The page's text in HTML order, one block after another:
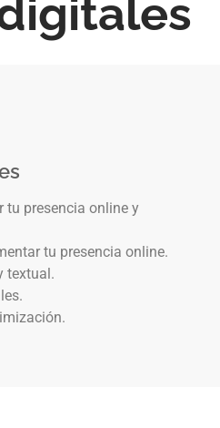
tu presencia online y
tu presencia online.
textual.